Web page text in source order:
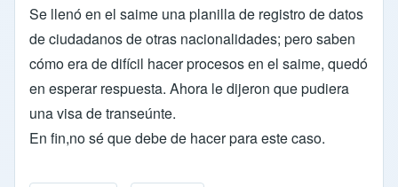
Se llenó en el saime una planilla de registro de datos
de ciudadanos de otras nacionalidades; pero saben
cómo era de difícil hacer procesos en el saime, quedó
en esperar respuesta. Ahora le dijeron que pudiera
una visa de transeúnte.
En fin,no sé que debe de hacer para este caso.